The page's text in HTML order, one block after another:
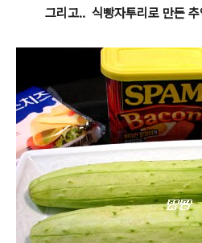
그리고.. 식빵자투리로 만든 추